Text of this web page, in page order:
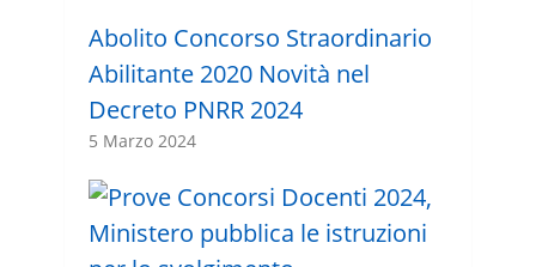
Abolito Concorso Straordinario
Abilitante 2020 Novità nel
Decreto PNRR 2024
5 Marzo 2024